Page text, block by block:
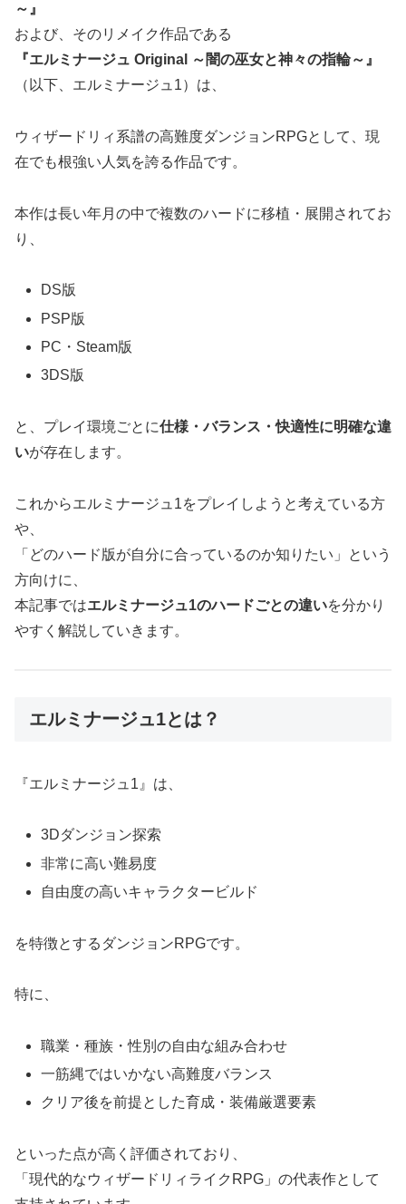
～』
および、そのリメイク作品である
『エルミナージュ Original ～闇の巫女と神々の指輪～』
（以下、エルミナージュ1）は、
ウィザードリィ系譜の高難度ダンジョンRPGとして、現
在でも根強い人気を誇る作品です。
本作は長い年月の中で複数のハードに移植・展開されてお
り、
DS版
PSP版
PC・Steam版
3DS版
と、プレイ環境ごとに仕様・バランス・快適性に明確な違
いが存在します。
これからエルミナージュ1をプレイしようと考えている方
や、
「どのハード版が自分に合っているのか知りたい」という
方向けに、
本記事ではエルミナージュ1のハードごとの違いを分かり
やすく解説していきます。
エルミナージュ1とは？
『エルミナージュ1』は、
3Dダンジョン探索
非常に高い難易度
自由度の高いキャラクタービルド
を特徴とするダンジョンRPGです。
特に、
職業・種族・性別の自由な組み合わせ
一筋縄ではいかない高難度バランス
クリア後を前提とした育成・装備厳選要素
といった点が高く評価されており、
「現代的なウィザードリィライクRPG」の代表作として